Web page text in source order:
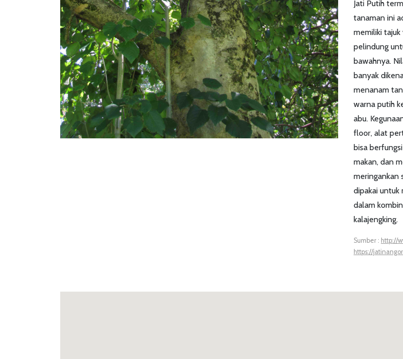
Jati Putih
tanaman ini
memiliki tajuk
pelindung
bawahnya.
banyak
menanam
warna putih
abu.
floor, alat
bisa
makan, dan
meringankan
dipakai untuk
dalam
kalajengking.
Sumber : http://
https://